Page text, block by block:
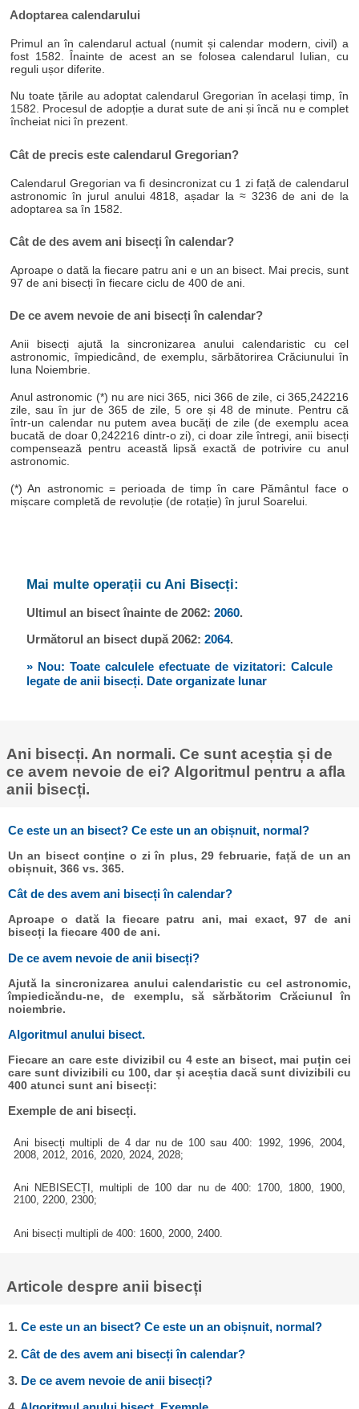
Adoptarea calendarului
Primul an în calendarul actual (numit și calendar modern, civil) a
fost 1582. Înainte de acest an se folosea calendarul Iulian, cu
reguli ușor diferite.
Nu toate țările au adoptat calendarul Gregorian în același timp, în
1582. Procesul de adopție a durat sute de ani și încă nu e complet
încheiat nici în prezent.
Cât de precis este calendarul Gregorian?
Calendarul Gregorian va fi desincronizat cu 1 zi față de calendarul
astronomic în jurul anului 4818, așadar la ≈ 3236 de ani de la
adoptarea sa în 1582.
Cât de des avem ani bisecți în calendar?
Aproape o dată la fiecare patru ani e un an bisect. Mai precis, sunt
97 de ani bisecți în fiecare ciclu de 400 de ani.
De ce avem nevoie de ani bisecți în calendar?
Anii bisecți ajută la sincronizarea anului calendaristic cu cel
astronomic, împiedicând, de exemplu, sărbătorirea Crăciunului în
luna Noiembrie.
Anul astronomic (*) nu are nici 365, nici 366 de zile, ci 365,242216
zile, sau în jur de 365 de zile, 5 ore și 48 de minute. Pentru că
într-un calendar nu putem avea bucăți de zile (de exemplu acea
bucată de doar 0,242216 dintr-o zi), ci doar zile întregi, anii bisecți
compensează pentru această lipsă exactă de potrivire cu anul
astronomic.
(*) An astronomic = perioada de timp în care Pământul face o
mișcare completă de revoluție (de rotație) în jurul Soarelui.
Mai multe operații cu Ani Bisecți:
Ultimul an bisect înainte de 2062: 2060.
Următorul an bisect după 2062: 2064.
» Nou: Toate calculele efectuate de vizitatori: Calcule
legate de anii bisecți. Date organizate lunar
Ani bisecți. An normali. Ce sunt aceștia și de
ce avem nevoie de ei? Algoritmul pentru a afla
anii bisecți.
Ce este un an bisect? Ce este un an obișnuit, normal?
Un an bisect conține o zi în plus, 29 februarie, față de un an
obișnuit, 366 vs. 365.
Cât de des avem ani bisecți în calendar?
Aproape o dată la fiecare patru ani, mai exact, 97 de ani
bisecți la fiecare 400 de ani.
De ce avem nevoie de anii bisecți?
Ajută la sincronizarea anului calendaristic cu cel astronomic,
împiedicăndu-ne, de exemplu, să sărbătorim Crăciunul în
noiembrie.
Algoritmul anului bisect.
Fiecare an care este divizibil cu 4 este an bisect, mai puțin cei
care sunt divizibili cu 100, dar și aceștia dacă sunt divizibili cu
400 atunci sunt ani bisecți:
Exemple de ani bisecți.
Ani bisecți multipli de 4 dar nu de 100 sau 400: 1992, 1996, 2004,
2008, 2012, 2016, 2020, 2024, 2028;
Ani NEBISECȚI, multipli de 100 dar nu de 400: 1700, 1800, 1900,
2100, 2200, 2300;
Ani bisecți multipli de 400: 1600, 2000, 2400.
Articole despre anii bisecți
1.Ce este un an bisect? Ce este un an obișnuit, normal?
2.Cât de des avem ani bisecți în calendar?
3. De ce avem nevoie de anii bisecți?